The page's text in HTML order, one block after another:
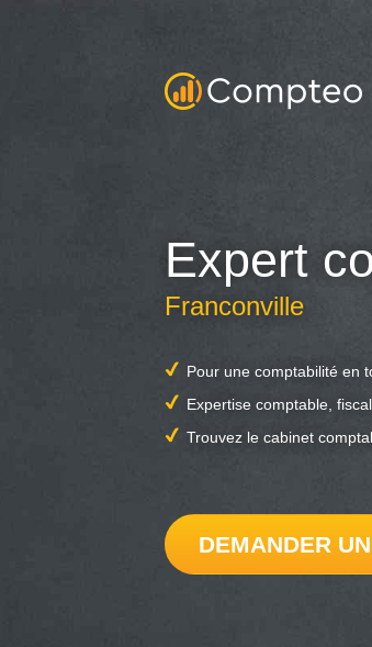
Expert
Franconville
Pour une comptabilité en
Expertise comptable,
Trouvez le cabinet
DEMANDER